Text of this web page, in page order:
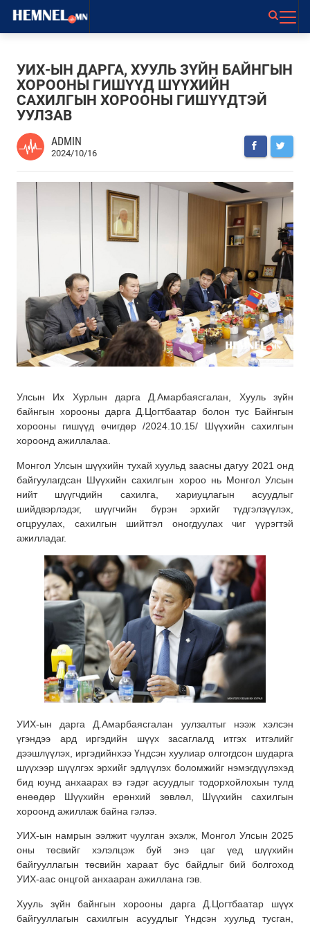
УИХ-ЫН ДАРГА, ХУУЛЬ ЗҮЙН БАЙНГЫН
ХОРООНЫ ГИШҮҮД ШҮҮХИЙН
САХИЛГЫН ХОРООНЫ ГИШҮҮДТЭЙ
УУЛЗАВ
ADMIN
2024/10/16
Улсын Их Хурлын дарга Д.Амарбаясгалан, Хууль зүйн
байнгын хорооны дарга Д.Цогтбаатар болон тус Байнгын
хорооны гишүүд өчигдөр /2024.10.15/ Шүүхийн сахилгын
хороонд ажиллалаа.
Монгол Улсын шүүхийн тухай хуульд заасны дагуу 2021 онд
байгуулагдсан Шүүхийн сахилгын хороо нь Монгол Улсын
нийт шүүгчдийн сахилга, хариуцлагын асуудлыг
шийдвэрлэдэг, шүүгчийн бүрэн эрхийг түдгэлзүүлэх,
огцруулах, сахилгын шийтгэл оногдуулах чиг үүрэгтэй
ажилладаг.
УИХ-ын дарга Д.Амарбаясгалан уулзалтыг нээж хэлсэн
үгэндээ ард иргэдийн шүүх засаглалд итгэх итгэлийг
дээшлүүлэх, иргэдийнхээ Үндсэн хуулиар олгогдсон шударга
шүүхээр шүүлгэх эрхийг эдлүүлэх боломжийг нэмэгдүүлэхэд
бид юунд анхаарах вэ гэдэг асуудлыг тодорхойлохын тулд
өнөөдөр Шүүхийн ерөнхий зөвлөл, Шүүхийн сахилгын
хороонд ажиллаж байна гэлээ.
УИХ-ын намрын ээлжит чуулган эхэлж, Монгол Улсын 2025
оны төсвийг хэлэлцэж буй энэ цаг үед шүүхийн
байгууллагын төсвийн хараат бус байдлыг бий болгоход
УИХ-аас онцгой анхааран ажиллана гэв.
Хууль зүйн байнгын хорооны дарга Д.Цогтбаатар шүүх
байгууллагын сахилгын асуудлыг Үндсэн хуульд тусган,